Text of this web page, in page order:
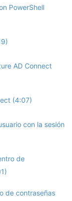
PowerShell
AD Connect
(4:07)
con la sesión
de
de contraseñas